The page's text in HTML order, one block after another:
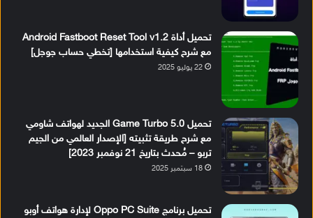
تحميل أداة Android Fastboot Reset Tool v1.2
مع شرح كيفية استخدامها [تخطي حساب جوجل]
22 يوليو 2025
تحميل Game Turbo 5.0 الجديد لهواتف شاومي
مع شرح طريقة تثبيته [الإصدار العالمي من الجيم
تربو – مُحدث بتاريخ 21 نوفمبر 2023]
18 سبتمبر 2025
تحميل برنامج Oppo PC Suite لإدارة هواتف أوبو